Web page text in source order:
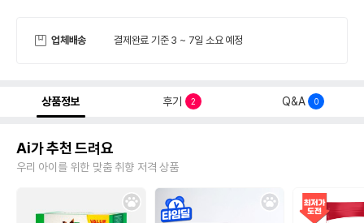
업체배송 결제완료 기준 3 ~ 7일 소요 예정
상품정보 후기 2 Q&A 0
Ai가 추천 드려요
우리 아이를 위한 맞춤 취향 저격 상품